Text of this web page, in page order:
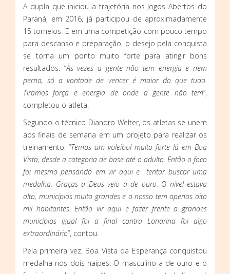
A dupla que iniciou a trajetória nos Jogos Abertos do
Paraná, em 2016, já participou de aproximadamente
15 torneios. E em uma competição com pouco tempo
para descanso e preparação, o desejo pela conquista
se torna um ponto muito forte para atingir bons
resultados. “Às vezes a gente não tem energia e nem
perna, só a vontade de vencer é maior do que tudo.
Tiramos força e energia de onde a gente não tem”,
completou o atleta.
Segundo o técnico Diandro Welter, os atletas se unem
aos finais de semana em um projeto para realizar os
treinamento. “Temos um voleibol muito forte lá em Boa
Vista, desde a categoria de base até o adulto. Então o foco
foi mesmo pensando em vir aqui e tentar buscar uma
medalha. Graças a Deus veio a de ouro. O nível estava
alto, municípios muito grandes e o nosso tem apenas oito
mil habitantes. Então vir aqui e fazer frente a grandes
municípios igual foi a final contra Londrina foi algo
extraordinário”, contou.
Pela primeira vez, Boa Vista da Esperança conquistou
medalha nos dois naipes. O masculino a de ouro e o